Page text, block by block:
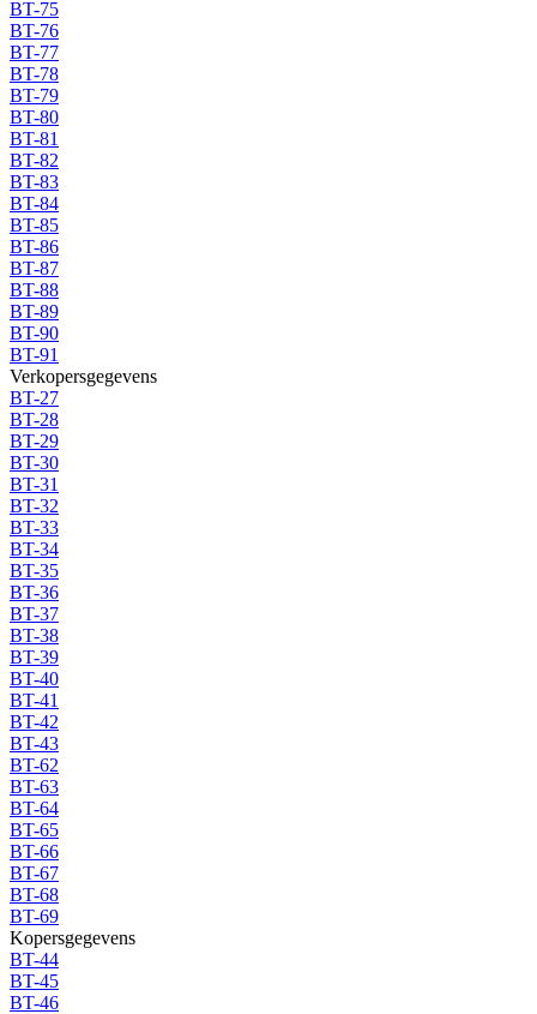
BT-75
BT-76
BT-77
BT-78
BT-79
BT-80
BT-81
BT-82
BT-83
BT-84
BT-85
BT-86
BT-87
BT-88
BT-89
BT-90
BT-91
Verkopersgegevens
BT-27
BT-28
BT-29
BT-30
BT-31
BT-32
BT-33
BT-34
BT-35
BT-36
BT-37
BT-38
BT-39
BT-40
BT-41
BT-42
BT-43
BT-62
BT-63
BT-64
BT-65
BT-66
BT-67
BT-68
BT-69
Kopersgegevens
BT-44
BT-45
BT-46